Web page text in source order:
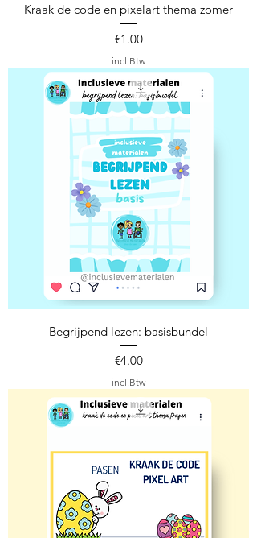
Kraak de code en pixelart thema zomer
Prijs
€1.00
incl.Btw
Begrijpend lezen: basisbundel
Prijs
€4.00
incl.Btw